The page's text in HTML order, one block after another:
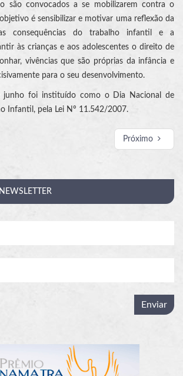
são convocados a se mobilizarem contra o
é sensibilizar e motivar uma reflexão da
consequências do trabalho infantil e a
às crianças e aos adolescentes o direito de
vivências que são próprias da infância e
para o seu desenvolvimento.
junho foi instituído como o Dia Nacional de
Infantil, pela Lei Nº 11.542/2007.
Próximo